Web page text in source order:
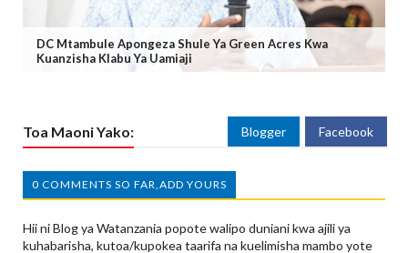
DC Mtambule Apongeza Shule Ya Green Acres Kwa
Kuanzisha Klabu Ya Uamiaji
Toa Maoni Yako: Blogger Facebook
0 COMMENTS SO FAR,ADD YOURS
Hii ni Blog ya Watanzania popote walipo duniani kwa ajili ya
kuhabarisha, kutoa/kupokea taarifa na kuelimisha mambo yote